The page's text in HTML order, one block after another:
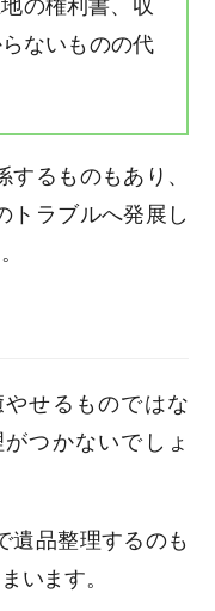
の権利書、収
ないものの代
るものもあり、
トラブルへ発展し
せるものではな
つかないでしょ
遺品整理するのも
います。